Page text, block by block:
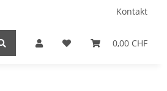
Kontakt
0,00 CHF